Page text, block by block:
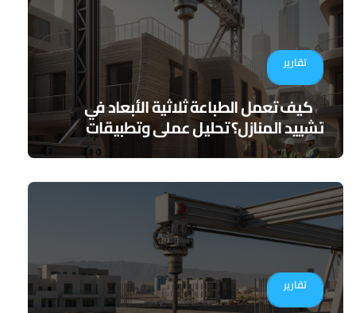
تقارير
كيف تعمل الطباعة ثلاثية الأبعاد في
تشييد المنازل؟ تحليل عملي وتطبيقات
مستقبلية
تقارير